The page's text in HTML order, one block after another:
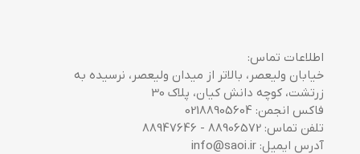
اطلاعات تماس:
خیابان ولیعصر، بالاتر از میدان ولیعصر، نرسیده به
زرتشت، کوچه دانش کیان، پلاک 30
فاکس انجمن: 02188905604
تلفن تماس: 88906572 - 88947646
آدرس ایمیل: info@saoi.ir